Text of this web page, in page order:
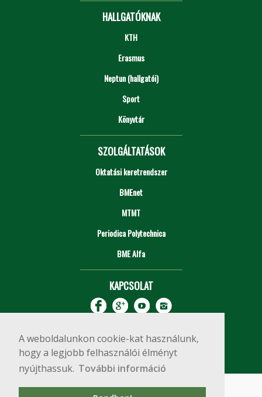
A weboldalunkon cookie-kat használunk,
hogy a legjobb felhasználói élményt
nyújthassuk. További információ
HALLGATÓKNAK
KTH
Erasmus
Neptun (hallgatói)
Sport
Könyvtár
SZOLGÁLTATÁSOK
Oktatási keretrendszer
BMEnet
MTMT
Periodica Polytechnica
BME Alfa
KAPCSOLAT
Copyright © 2020 BME Építőmérnöki Kar